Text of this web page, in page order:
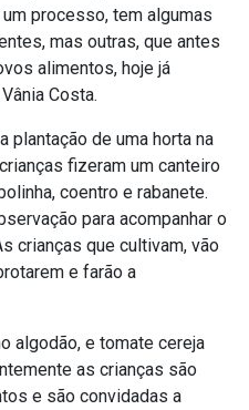
processo, tem algumas
mas outras, que antes
alimentos, hoje já
Costa.
plantação de uma horta na
fizeram um canteiro
coentro e rabanete.
para acompanhar o
crianças que cultivam, vão
e farão a
algodão, e tomate cereja
as crianças são
e são convidadas a